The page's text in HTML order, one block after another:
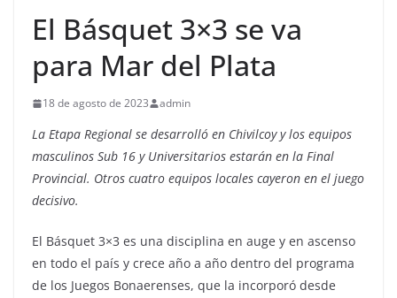
El Básquet 3×3 se va
para Mar del Plata
18 de agosto de 2023 admin
La Etapa Regional se desarrolló en Chivilcoy y los equipos
masculinos Sub 16 y Universitarios estarán en la Final
Provincial. Otros cuatro equipos locales cayeron en el juego
decisivo.
El Básquet 3×3 es una disciplina en auge y en ascenso
en todo el país y crece año a año dentro del programa
de los Juegos Bonaerenses, que la incorporó desde